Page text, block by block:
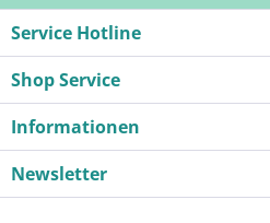
Service Hotline
Shop Service
Informationen
Newsletter